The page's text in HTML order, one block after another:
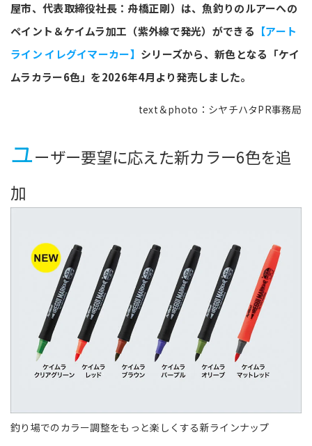
屋市、代表取締役社長：舟橋正剛）は、魚釣りのルアーへの
ペイント＆ケイムラ加工（紫外線で発光）ができる 【アート
ライン イレグイマーカー】 シリーズから、新色となる「ケイ
ムラカラー6色」を2026年4月より発売しました。
text＆photo：シヤチハタPR事務局
ユーザー要望に応えた新カラー6色を追
加
釣り場でのカラー調整をもっと楽しくする新ラインナップ